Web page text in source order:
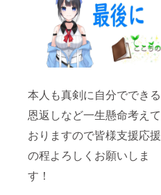
本人も真剣に自分でできる
恩返しなど一生懸命考えて
おりますので皆様支援応援
の程よろしくお願いしま
す！